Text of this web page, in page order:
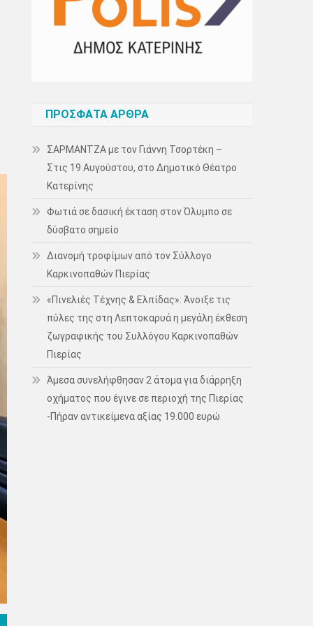
ΠΡΌΣΦΑΤΑ ΆΡΘΡΑ
ΣΑΡΜΑΝΤΖΑ με τον Γιάννη Τσορτέκη –
Στις 19 Αυγούστου, στο Δημοτικό Θέατρο
Κατερίνης
Φωτιά σε δασική έκταση στον Όλυμπο σε
δύσβατο σημείο
Διανομή τροφίμων από τον Σύλλογο
Καρκινοπαθών Πιερίας
«Πινελιές Τέχνης & Ελπίδας»: Άνοιξε τις
πύλες της στη Λεπτοκαρυά η μεγάλη έκθεση
ζωγραφικής του Συλλόγου Καρκινοπαθών
Πιερίας
Άμεσα συνελήφθησαν 2 άτομα για διάρρηξη
οχήματος που έγινε σε περιοχή της Πιερίας
-Πήραν αντικείμενα αξίας 19.000 ευρώ